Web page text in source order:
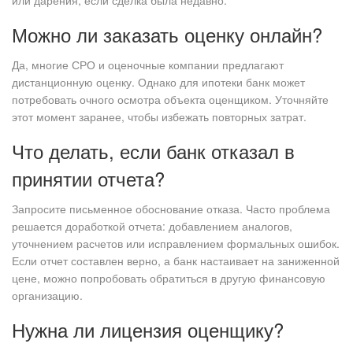
Можно ли заказать оценку онлайн?
Да, многие СРО и оценочные компании предлагают
дистанционную оценку. Однако для ипотеки банк может
потребовать очного осмотра объекта оценщиком. Уточняйте
этот момент заранее, чтобы избежать повторных затрат.
Что делать, если банк отказал в
принятии отчета?
Запросите письменное обоснование отказа. Часто проблема
решается доработкой отчета: добавлением аналогов,
уточнением расчетов или исправлением формальных ошибок.
Если отчет составлен верно, а банк настаивает на заниженной
цене, можно попробовать обратиться в другую финансовую
организацию.
Нужна ли лицензия оценщику?